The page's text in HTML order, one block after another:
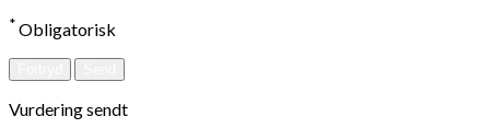
*Obligatorisk
Vurdering sendt